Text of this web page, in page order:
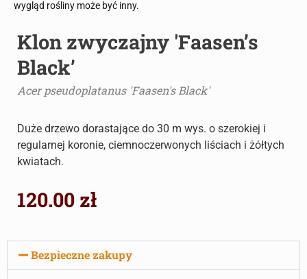
wygląd rośliny może być inny.
Klon zwyczajny 'Faasen’s
Black’
Acer pseudoplatanus 'Faasen's Black'
Duże drzewo dorastające do 30 m wys. o szerokiej i
regularnej koronie, ciemnoczerwonych liściach i żółtych
kwiatach.
120.00 zł
Bezpieczne zakupy